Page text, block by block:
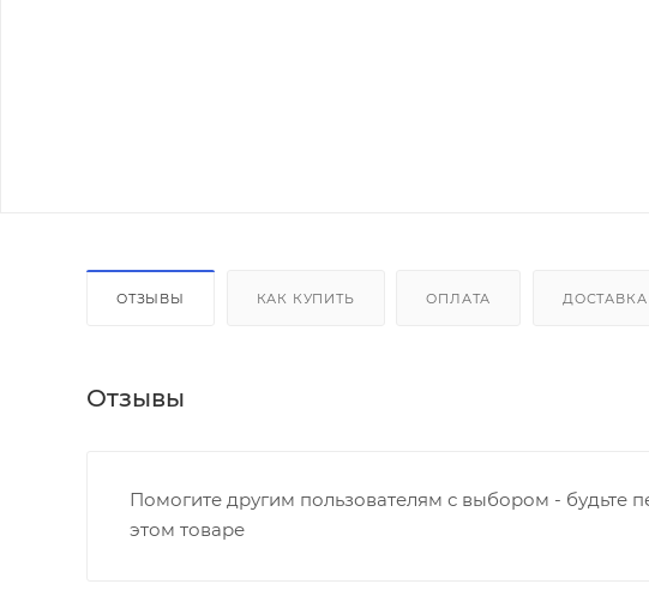
ОТЗЫВЫ КАК КУПИТЬ ОПЛАТА ДОСТАВКА
Отзывы
Помогите другим пользователям с выбором - будьте
этом товаре